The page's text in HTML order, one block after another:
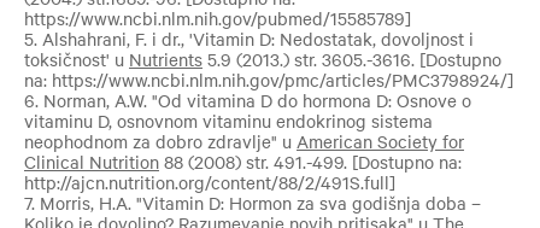
https://www.ncbi.nlm.nih.gov/pubmed/15585789]
5. Alshahrani, F. i dr., 'Vitamin D: Nedostatak, dovoljnost i
toksičnost' u Nutrients 5.9 (2013.) str. 3605.-3616. [Dostupno
na: https://www.ncbi.nlm.nih.gov/pmc/articles/PMC3798924/]
6. Norman, A.W. "Od vitamina D do hormona D: Osnove o
vitaminu D, osnovnom vitaminu endokrinog sistema
neophodnom za dobro zdravlje" u American Society for
Clinical Nutrition 88 (2008) str. 491.-499. [Dostupno na:
http://ajcn.nutrition.org/content/88/2/491S.full]
7. Morris, H.A. "Vitamin D: Hormon za sva godišnja doba –
Koliko je dovoljno? Razumevanje novih pritisaka" u The